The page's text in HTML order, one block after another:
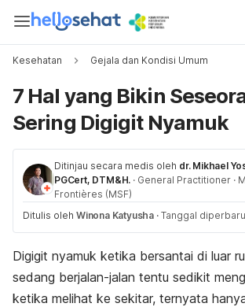
Kesehatan Gejala dan Kondisi Umum
7 Hal yang Bikin
Sering Digigit Nyamuk
Ditinjau secara medis oleh dr. Mikhael
PGCert, DTM&H. · General Practitioner ·
Frontières (MSF)
Ditulis oleh Winona Katyusha · Tanggal
Digigit nyamuk ketika bersantai di luar
sedang berjalan-jalan tentu sedikit
ketika melihat ke sekitar, ternyata